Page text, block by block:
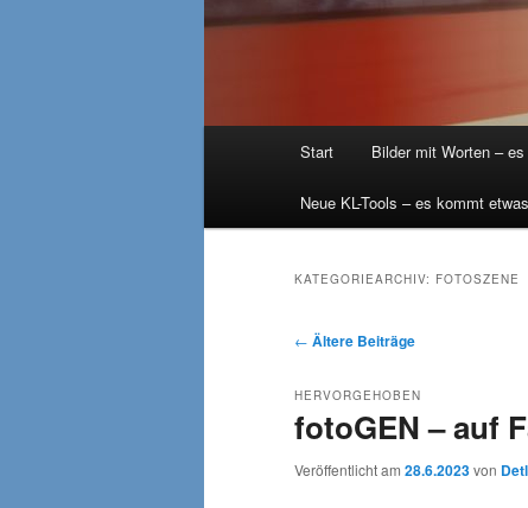
Start Bilder mit Worten –
Neue KL-Tools – es kommt
KATEGORIEARCHIV: FOTOSZENE
Beitragsnavigation
← Ältere Beiträge
fotoGEN – auf
HERVORGEHOBEN
Veröffentlicht am 28.6.2023von